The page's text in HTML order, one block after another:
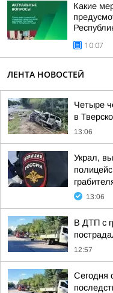
Какие
10:07
ЛЕНТА НОВОСТЕЙ
Четыре
в
13:06
Украл,
13:06
В ДТП с
12:57
Сегодня